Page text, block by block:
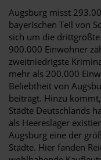
Augsburg misst
bayerischen Teil von
sich um die
900.000 Einwohner
zweitniedrigste
mehr als 200.000
Beliebtheit von
beiträgt. Hinzu
Städte Deutschlands
als Heereslager
Augsburg eine der
Städte. Hier fanden